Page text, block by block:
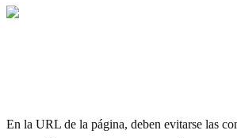
En la URL de la página, deben evitarse las